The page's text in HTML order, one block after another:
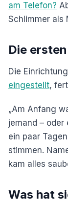
am Telefon?
Schlimmer als
Die
Die
eingestellt,
„Am Anfang
jemand – oder
ein paar
stimmen.
kam alles
Was hat